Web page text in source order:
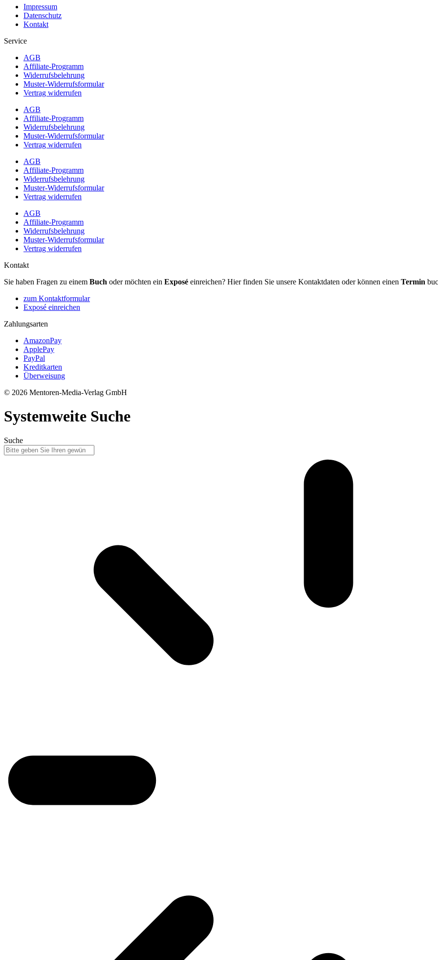
Impressum
Datenschutz
Kontakt
Service
AGB
Affiliate-Programm
Widerrufsbelehrung
Muster-Widerrufsformular
Vertrag widerrufen
AGB
Affiliate-Programm
Widerrufsbelehrung
Muster-Widerrufsformular
Vertrag widerrufen
AGB
Affiliate-Programm
Widerrufsbelehrung
Muster-Widerrufsformular
Vertrag widerrufen
AGB
Affiliate-Programm
Widerrufsbelehrung
Muster-Widerrufsformular
Vertrag widerrufen
Kontakt
Sie haben Fragen zu einem Buch oder möchten ein Exposé einreichen? Hier finden Sie unsere Kontaktdaten oder können einen Termin
zum Kontaktformular
Exposé einreichen
Zahlungsarten
AmazonPay
ApplePay
PayPal
Kreditkarten
Überweisung
© 2026 Mentoren-Media-Verlag GmbH
Systemweite Suche
Suche